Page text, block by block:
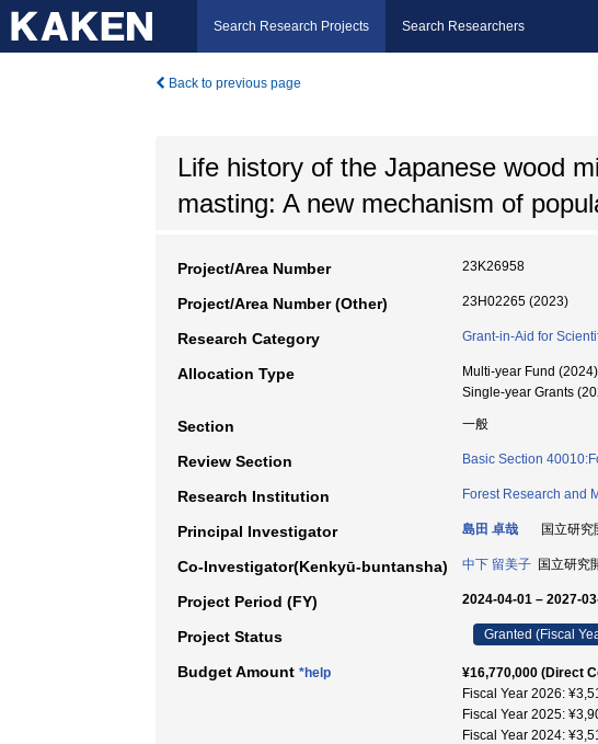
Search Research Projects Search Researchers
Back to previous page
Life history of the Japanese wood
masting: A new mechanism of
Project/Area Number 23K26958
Project/Area Number (Other) 23H02265 (2023)
Research Category Grant-in-Aid for
Allocation Type
Multi-year Fund (2024)
Single-year Grants
Section 一般
Review Section Basic Section
Research Institution Forest Research and
Principal Investigator 島田 卓哉 国立研究
Co-Investigator(Kenkyū-buntansha) 中下 留美子 国立研究
Project Period (FY) 2024-04-01 – 2027-
Project Status Granted (Fiscal
Budget Amount *help
¥16,770,000 (Direct
Fiscal Year 2026:
Fiscal Year 2025:
Fiscal Year 2024: